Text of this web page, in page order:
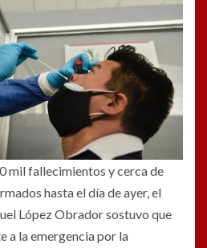
mil fallecimientos y cerca de
hasta el día de ayer, el
López Obrador sostuvo que
a la emergencia por la